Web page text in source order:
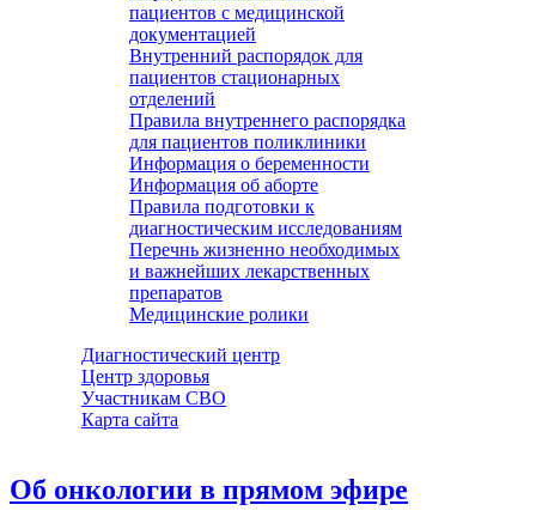
пациентов с медицинской
документацией
Внутренний распорядок для
пациентов стационарных
отделений
Правила внутреннего распорядка
для пациентов поликлиники
Информация о беременности
Информация об аборте
Правила подготовки к
диагностическим исследованиям
Перечнь жизненно необходимых
и важнейших лекарственных
препаратов
Медицинские ролики
Диагностический центр
Центр здоровья
Участникам СВО
Карта сайта
Об онкологии в прямом эфире